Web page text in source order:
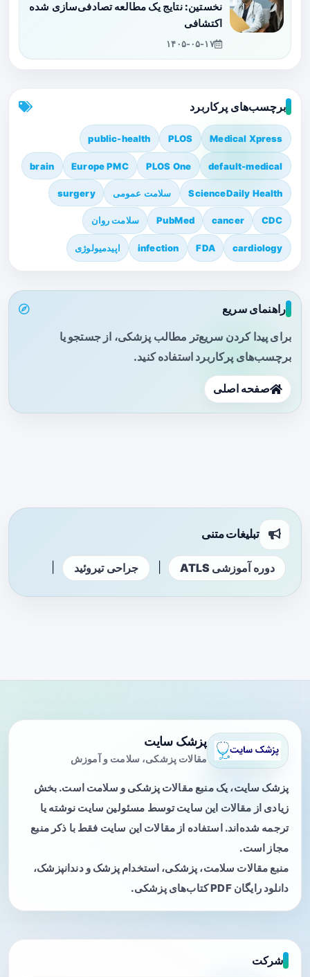
نخستین: نتایج یک مطالعه تصادفی‌سازی شده
اکتشافی
۱۴۰۵-۰۵-۱۷
برچسب‌های پرکاربرد
Medical Xpress
PLOS
public-health
default-medical
PLOS One
Europe PMC
brain
ScienceDaily Health سلامت عمومی surgery
CDC
cancer
PubMed سلامت روان
cardiology
FDA
infection اپیدمیولوژی
راهنمای سریع
برای پیدا کردن سریع‌تر مطالب پزشکی، از جستجو یا
برچسب‌های پرکاربرد استفاده کنید.
صفحه اصلی
تبلیغات متنی
دوره آموزشی ATLS جراحی تیروئید
پزشک سایت
مقالات پزشکی، سلامت و آموزش
پزشک سایت، یک منبع مقالات پزشکی و سلامت است. بخش
زیادی از مقالات این سایت توسط مسئولین سایت نوشته یا
ترجمه شده‌اند. استفاده از مقالات این سایت فقط با ذکر منبع
مجاز است.
منبع مقالات سلامت، پزشکی، استخدام پزشک و دندانپزشک،
دانلود رایگان PDF کتاب‌های پزشکی.
شرکت